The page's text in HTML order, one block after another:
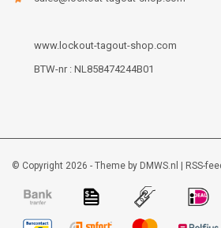
www.lockout-tagout-shop.com
BTW-nr : NL858474244B01
© Copyright 2026 - Theme by DMWS.nl RSS-